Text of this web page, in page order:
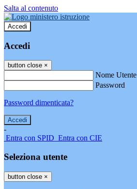
Salta al contenuto
Accedi
Accedi
button close ×
Nome Utente
Password
Password dimenticata?
-
Entra con SPID Entra con CIE
Seleziona utente
button close ×